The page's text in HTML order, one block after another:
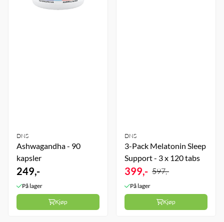
DNS
Ashwagandha - 90
kapsler
249,-
På lager
Kjøp
DNS
3-Pack Melatonin Sleep
Support - 3 x 120 tabs
399,- 597,-
På lager
Kjøp